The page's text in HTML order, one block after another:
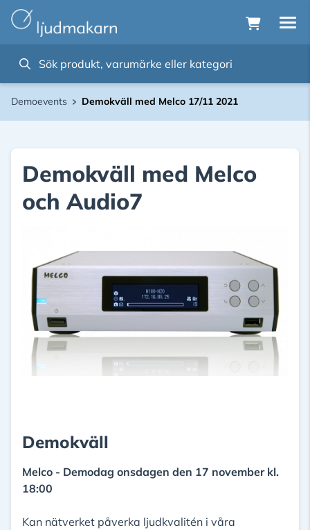
Demoevents Demokväll med Melco 17/11 2021
Demokväll med Melco
och Audio7
Demokväll
Melco - Demodag onsdagen den 17 november kl.
18:00
Kan nätverket påverka ljudkvalitén i våra